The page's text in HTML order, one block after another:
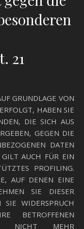
21
GRUNDLAGE VON
HABEN SIE
DIE SICH AUS
GEGEN DIE
DATEN
GILT AUCH FÜR EIN
PROFILING.
AUF DENEN EINE
SIE DIESER
SIE WIDERSPRUCH
BETROFFENEN
NICHT MEHR